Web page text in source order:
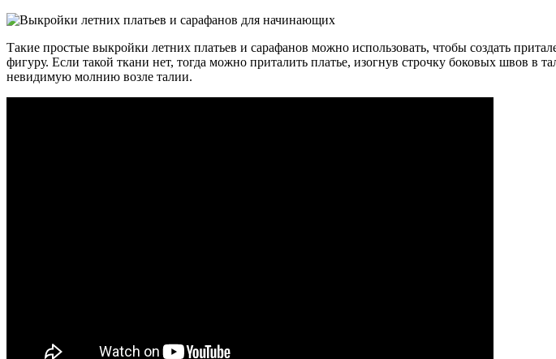
Такие простые выкройки летних платьев и сарафанов можно использовать, чтобы создать
фигуру. Если такой ткани нет, тогда можно приталить платье, изогнув строчку боковых швов
невидимую молнию возле талии.